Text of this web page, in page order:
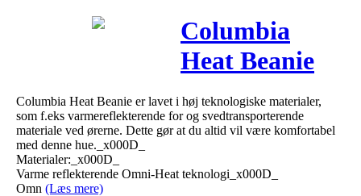
Columbia
Heat Beanie
Gul Logo
Columbia Heat Beanie er lavet i høj teknologiske materialer,
som f.eks varmereflekterende for og svedtransporterende
materiale ved ørerne. Dette gør at du altid vil være komfortabel
med denne hue._x000D_
Materialer:_x000D_
Varme reflekterende Omni-Heat teknologi_x000D_
Omn (Læs mere)